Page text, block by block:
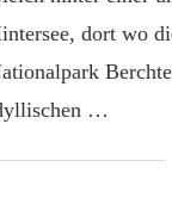
dort wo
…